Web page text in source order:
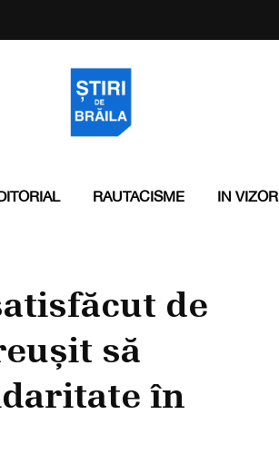
RAUTACISME IN VIZOR
de
să
în